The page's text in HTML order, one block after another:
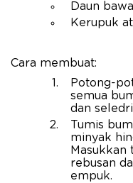
Daun
Kerupuk
Cara membuat:
Potong-
semua
dan
Tumis
minyak
Masukkan
rebusan
empuk.